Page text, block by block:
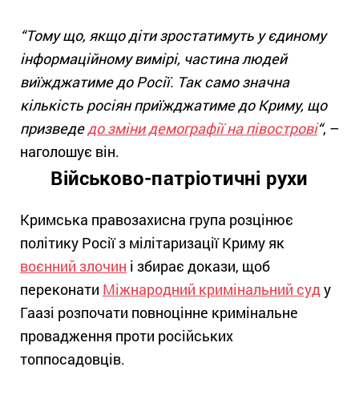
“Тому що, якщо діти зростатимуть у єдиному
інформаційному вимірі, частина людей
виїжджатиме до Росії. Так само значна
кількість росіян приїжджатиме до Криму, що
призведедо зміни демографії на півострові“, –
наголошує він.
Військово-патріотичні рухи
Кримська правозахисна група розцінює
політику Росії з мілітаризації Криму як
воєнний злочин і збирає докази, щоб
переконати Міжнародний кримінальний суду
Гаазі розпочати повноцінне кримінальне
провадження проти російських
топпосадовців.